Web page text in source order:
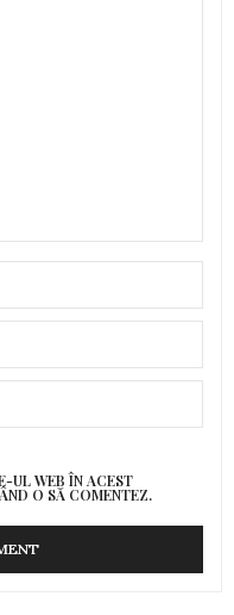
UL WEB ÎN ACEST
O SĂ COMENTEZ.